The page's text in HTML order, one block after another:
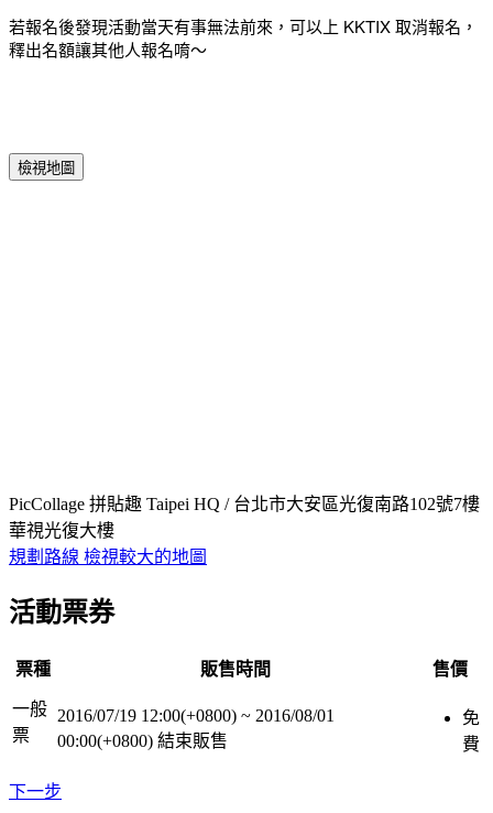
若報名後發現活動當天有事無法前來，可以上 KKTIX 取消報名，
釋出名額讓其他人報名唷～
檢視地圖
PicCollage 拼貼趣 Taipei HQ / 台北市大安區光復南路102號7樓
華視光復大樓
規劃路線 檢視較大的地圖
活動票券
票種 販售時間 售價
一般
票
2016/07/19 12:00(+0800) ~ 2016/08/01
00:00(+0800) 結束販售
免
費
下一步